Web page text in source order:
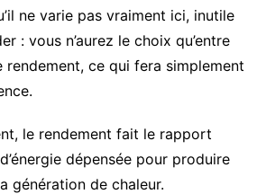
ne varie pas vraiment ici, inutile
: vous n’aurez le choix qu’entre
rendement, ce qui fera simplement
le rendement fait le rapport
dépensée pour produire
génération de chaleur.